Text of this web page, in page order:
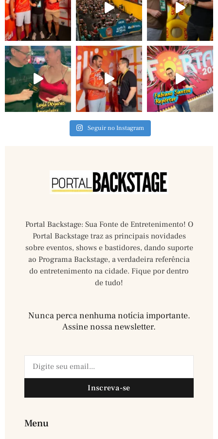
Seguir no Instagram
Portal Backstage: Sua Fonte de Entretenimento! O
Portal Backstage traz as principais novidades
sobre eventos, shows e bastidores, dando suporte
ao Programa Backstage, a verdadeira referência
do entretenimento na cidade. Fique por dentro
de tudo!
Nunca perca nenhuma notícia importante.
Assine nossa newsletter.​
Inscreva-se
Menu